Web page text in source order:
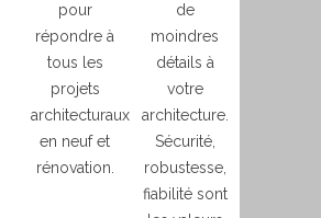
pour
répondre à
tous les
projets
architecturaux
en neuf et
rénovation.
de
moindres
détails à
votre
architecture.
Sécurité,
robustesse,
fiabilité sont